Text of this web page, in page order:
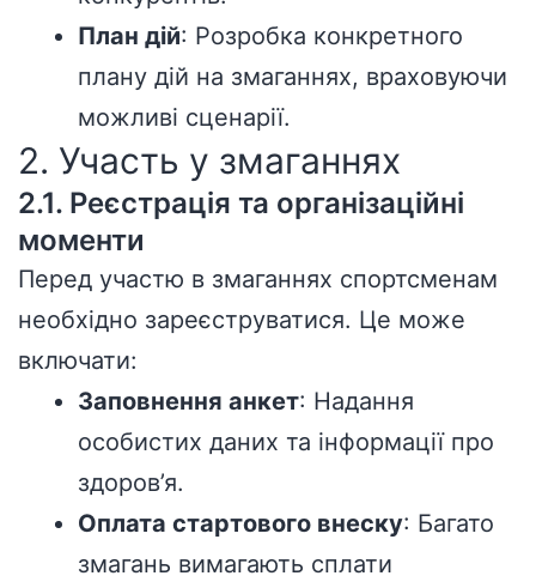
План дій: Розробка конкретного
плану дій на змаганнях, враховуючи
можливі сценарії.
2. Участь у змаганнях
2.1. Реєстрація та організаційні
моменти
Перед участю в змаганнях спортсменам
необхідно зареєструватися. Це може
включати:
Заповнення анкет: Надання
особистих даних та інформації про
здоров’я.
Оплата стартового внеску: Багато
змагань вимагають сплати